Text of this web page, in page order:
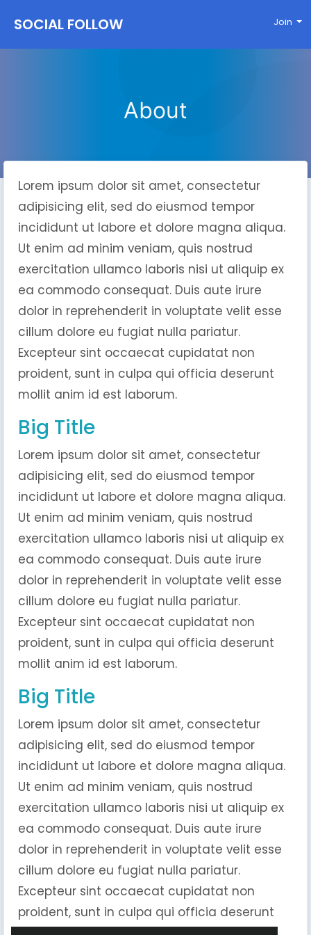
SOCIAL FOLLOW Join
About
Lorem ipsum dolor sit amet, consectetur
adipisicing elit, sed do eiusmod tempor
incididunt ut labore et dolore magna aliqua.
Ut enim ad minim veniam, quis nostrud
exercitation ullamco laboris nisi ut aliquip ex
ea commodo consequat. Duis aute irure
dolor in reprehenderit in voluptate velit esse
cillum dolore eu fugiat nulla pariatur.
Excepteur sint occaecat cupidatat non
proident, sunt in culpa qui officia deserunt
mollit anim id est laborum.
Big Title
Lorem ipsum dolor sit amet, consectetur
adipisicing elit, sed do eiusmod tempor
incididunt ut labore et dolore magna aliqua.
Ut enim ad minim veniam, quis nostrud
exercitation ullamco laboris nisi ut aliquip ex
ea commodo consequat. Duis aute irure
dolor in reprehenderit in voluptate velit esse
cillum dolore eu fugiat nulla pariatur.
Excepteur sint occaecat cupidatat non
proident, sunt in culpa qui officia deserunt
mollit anim id est laborum.
Big Title
Lorem ipsum dolor sit amet, consectetur
adipisicing elit, sed do eiusmod tempor
incididunt ut labore et dolore magna aliqua.
Ut enim ad minim veniam, quis nostrud
exercitation ullamco laboris nisi ut aliquip ex
ea commodo consequat. Duis aute irure
dolor in reprehenderit in voluptate velit esse
cillum dolore eu fugiat nulla pariatur.
Excepteur sint occaecat cupidatat non
proident, sunt in culpa qui officia deserunt